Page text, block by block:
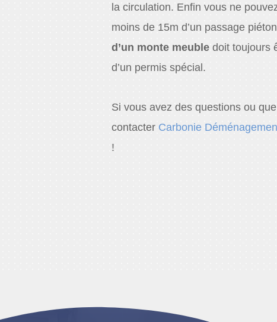
la circulation. Enfin vous ne
moins de 15m d’un passage
d’un monte meuble doit toujours
d’un permis spécial.
Si vous avez des questions ou
contacter Carbonie
!